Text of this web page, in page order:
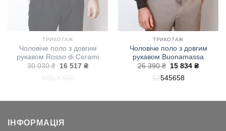
ТРИКОТАЖ
Чоловіче поло з довгим
рукавом Rosso di Cerami
30 030₴
Оригінальна
16 517₴Поточна
ТРИКОТАЖ
Чоловіче поло з довгим
рукавом Buonamassa
26 390₴
Оригінальна
26
15 834₴Поточна
52545658
ІНФОРМАЦІЯ